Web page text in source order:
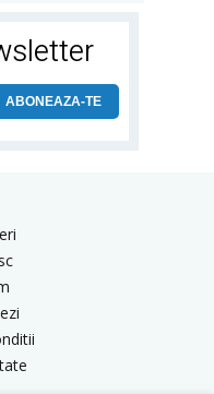
ABONEAZA-TE